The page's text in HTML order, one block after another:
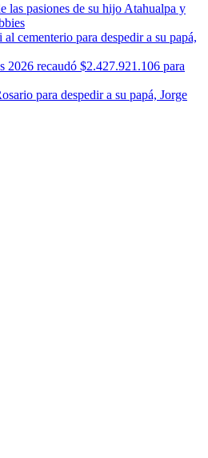
las pasiones de su hijo Atahualpa y
cementerio para despedir a su papá,
2026 recaudó $2.427.921.106 para
para despedir a su papá, Jorge